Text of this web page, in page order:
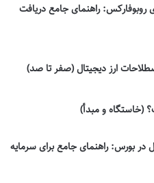
30 دلاری روبوفارکس: راهنمای جامع دریافت
ارز دیجیتال (صفر تا صد)
(خاستگاه و مبدأ)
در بورس: راهنمای جامع برای سرمایه